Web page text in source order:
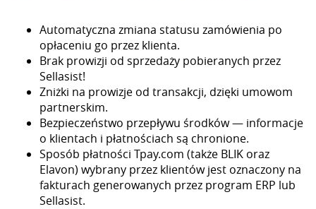
Automatyczna zmiana statusu zamówienia po
opłaceniu go przez klienta.
Brak prowizji od sprzedaży pobieranych przez
Sellasist!
Zniżki na prowizje od transakcji, dzięki umowom
partnerskim.
Bezpieczeństwo przepływu środków — informacje
o klientach i płatnościach są chronione.
Sposób płatności Tpay.com (także BLIK oraz
Elavon) wybrany przez klientów jest oznaczony na
fakturach generowanych przez program ERP lub
Sellasist.